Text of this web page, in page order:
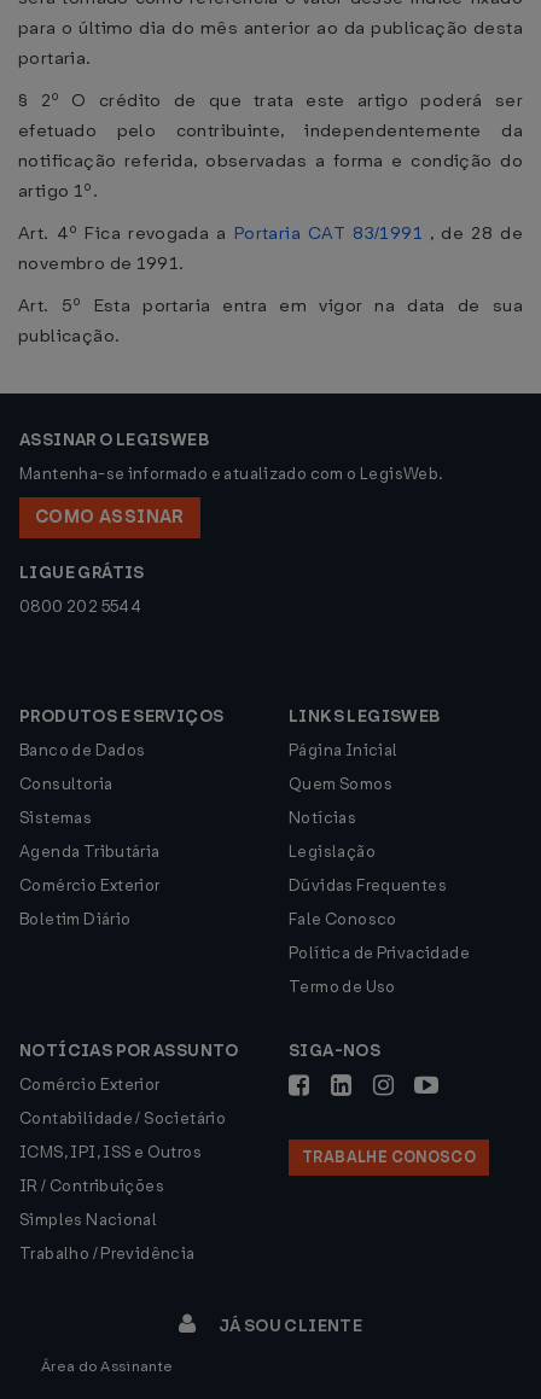
para o último dia do mês anterior ao da publicação desta
portaria.
§ 2º O crédito de que trata este artigo poderá ser
efetuado pelo contribuinte, independentemente da
notificação referida, observadas a forma e condição do
artigo 1º.
Art. 4º Fica revogada a Portaria CAT 83/1991 , de 28 de
novembro de 1991.
Art. 5º Esta portaria entra em vigor na data de sua
publicação.
ASSINAR O LEGISWEB
Mantenha-se informado e atualizado com o LegisWeb.
COMO ASSINAR
LIGUE GRÁTIS
0800 202 5544
PRODUTOS E SERVIÇOS
Banco de Dados
Consultoria
Sistemas
Agenda Tributária
Comércio Exterior
Boletim Diário
LINKS LEGISWEB
Página Inicial
Quem Somos
Notícias
Legislação
Dúvidas Frequentes
Fale Conosco
Política de Privacidade
Termo de Uso
NOTÍCIAS POR ASSUNTO
Comércio Exterior
Contabilidade / Societário
ICMS, IPI, ISS e Outros
IR / Contribuições
Simples Nacional
Trabalho / Previdência
SIGA-NOS
TRABALHE CONOSCO
JÁ SOU CLIENTE
Área do Assinante